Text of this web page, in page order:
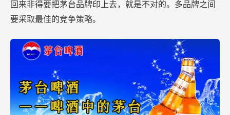
回来非得要把茅台品牌印上去，就是不对的。多品牌之间
要采取最佳的竞争策略。